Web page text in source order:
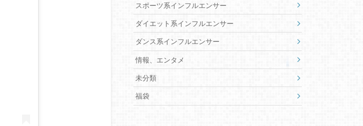
スポーツ系インフルエンサー
ダイエット系インフルエンサー
ダンス系インフルエンサー
情報、エンタメ
未分類
福袋